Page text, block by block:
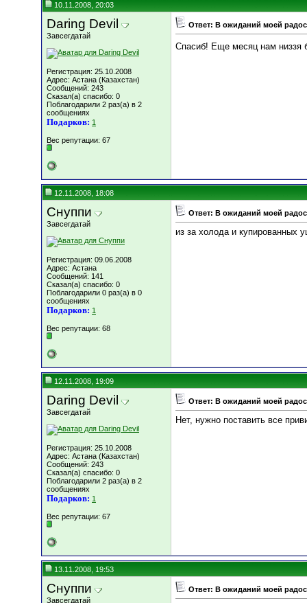
10.11.2008, 20:03
Daring Devil
Завсегдатай
Регистрация: 25.10.2008
Адрес: Астана (Казахстан)
Сообщений: 243
Сказал(а) спасибо: 0
Поблагодарили 2 раз(а) в 2
сообщениях
Подарков: 1
Вес репутации: 67
Ответ: В ожиданий моей
Спасиб! Еще месяц нам низзя
12.11.2008, 18:08
Снуппи
Завсегдатай
Регистрация: 09.06.2008
Адрес: Астана
Сообщений: 141
Сказал(а) спасибо: 0
Поблагодарили 0 раз(а) в 0
сообщениях
Подарков: 1
Вес репутации: 68
Ответ: В ожиданий моей
из за холода и купированных
12.11.2008, 19:09
Daring Devil
Завсегдатай
Регистрация: 25.10.2008
Адрес: Астана (Казахстан)
Сообщений: 243
Сказал(а) спасибо: 0
Поблагодарили 2 раз(а) в 2
сообщениях
Подарков: 1
Вес репутации: 67
Ответ: В ожиданий моей
Нет, нужно поставить все
13.11.2008, 19:53
Снуппи
Завсегдатай
Ответ: В ожиданий моей